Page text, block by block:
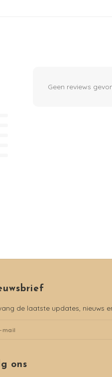
Geen reviews
de laatste updates, nieuws
ons